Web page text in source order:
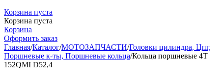
Корзина пуста
Корзина пуста
Корзина
Оформить заказ
Главная/Каталог/МОТОЗАПЧАСТИ/Головки цилиндра, Цпг,
Поршневые к-ты, Поршневые кольца/Кольца поршневые 4Т
152QMI D52,4